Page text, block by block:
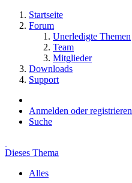
Startseite
Forum
Unerledigte Themen
Team
Mitglieder
Downloads
Support
Anmelden oder registrieren
Suche
Dieses Thema
Alles